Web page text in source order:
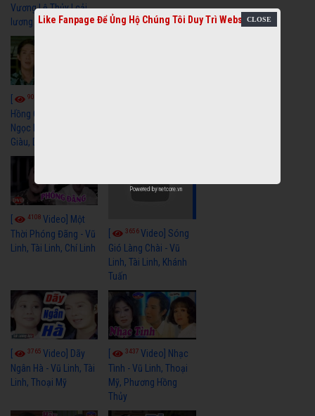
Vương Lệ Thủy | cải
lương xã hội hay nhất
9051
Hồng Cài Áo - Vũ Linh,
Ngọc Huyền, Ngọc
Giàu, Diệp Lang
4108 Video] Một
Thời Phóng Đãng - Vũ
Linh, Tài Linh, Chí Linh
3656Video] Sóng
Gió Làng Chài - Vũ
Linh, Tài Linh, Khánh
Tuấn
3765 Video] Dãy
Ngân Hà - Vũ Linh, Tài
Linh, Thoại Mỹ
3437Video] Nhạc
Tình - Vũ Linh, Thoại
Mỹ, Phương Hồng
Thủy
Like Fanpage Để Ủng Hộ Chúng Tôi Duy Trì Website
Powered by netcore.vn